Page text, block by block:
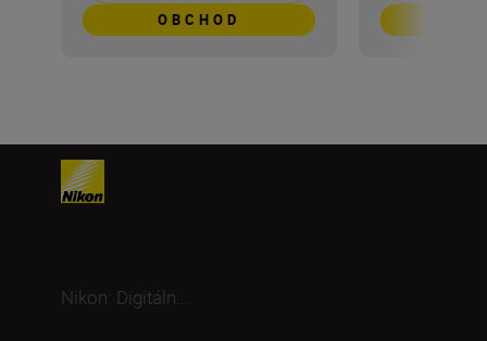
OBCHOD
Nikon: Digitáln...